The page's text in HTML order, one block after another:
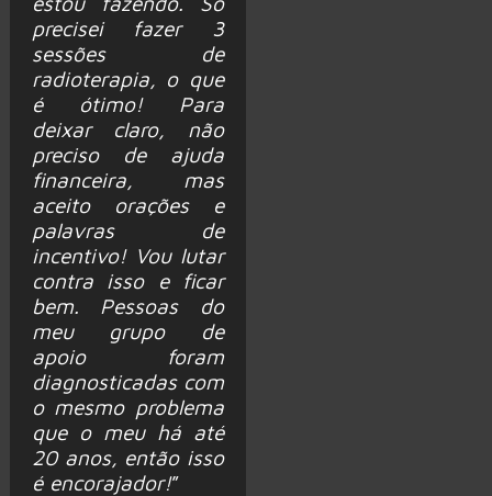
precisei fazer 3
sessões de
radioterapia, o que
é ótimo! Para
deixar claro, não
preciso de ajuda
financeira, mas
aceito orações e
palavras de
incentivo! Vou lutar
contra isso e ficar
bem. Pessoas do
meu grupo de
apoio foram
diagnosticadas com
o mesmo problema
que o meu há até
20 anos, então isso
é encorajador!”